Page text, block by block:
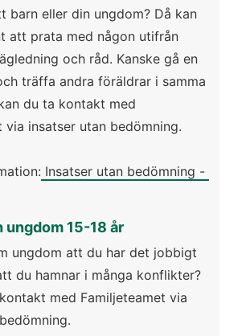
barn eller din ungdom? Då kan
att prata med någon utifrån
och råd. Kanske gå en
träffa andra föräldrar i samma
du ta kontakt med
via insatser utan bedömning.
Insatser utan bedömning -
ungdom 15-18 år
ungdom att du har det jobbigt
du hamnar i många konflikter?
med Familjeteamet via